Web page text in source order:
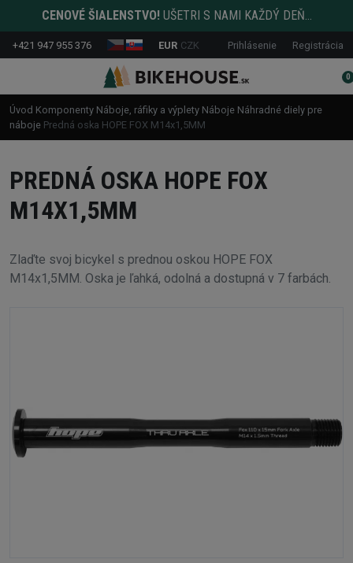
CENOVÉ ŠIALENSTVO! UŠETRI S NAMI KAŽDÝ DEŇ...
+421 947 955 376 EUR CZK Prihlásenie Registrácia
0
Úvod Komponenty Náboje, ráfiky a výplety Náboje Náhradné diely pre
náboje Predná oska HOPE FOX M14x1,5MM
PREDNÁ OSKA HOPE FOX
M14X1,5MM
Zlaďte svoj bicykel s prednou oskou HOPE FOX
M14x1,5MM. Oska je ľahká, odolná a dostupná v 7 farbách.